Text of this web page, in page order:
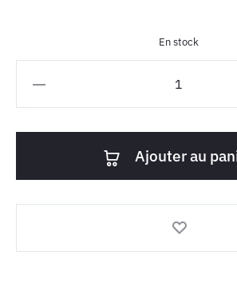
En stock
Ajouter au